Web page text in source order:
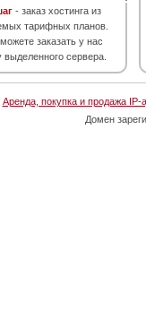
- заказ хостинга из
тарифных планов.
заказать у нас
выделенного сервера.
Аренда, покупка и продажа IP-
Домен